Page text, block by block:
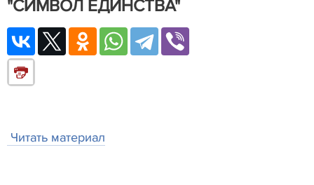
"СИМВОЛ ЕДИНСТВА"
Читать материал